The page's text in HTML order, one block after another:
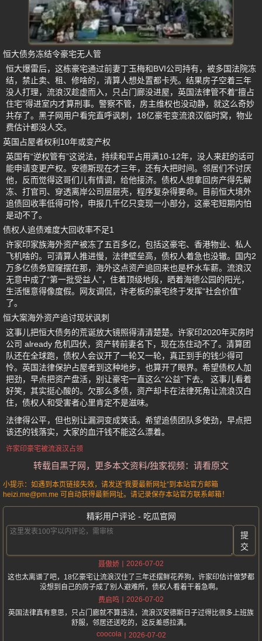
恒大债务冻结令豪宅无人管
恒大爆雷后，这栋豪宅通过前妻丁玉梅和BVI公司持有，被多国法院冻
结，禁止卖、租、修啥的，清算人想处置都卡壳。结果房子空着三年
没人打理，流浪汉趁虚而入，只占门廊没进屋，英国法律管不着“擅占
住宅”得进室内才算刑事。警察不管，房主维权也没动静，就这么奇妙
共存了。黑子网用户看完直呼讽刺，18亿豪宅变流浪汉临时窝，物业
费估计都没人交。
英国占屋者权利10年或变产权
英国有“逆权管有”这说法，持续和平占用满10-12年，没人来赶的话可
能申请变更产权。安德斯现在才三年，还有大把时间。邻居们不讨厌
他，反而觉得这哥们儿有情调，给他接济。债权人想拿回房产得先解
冻、打官司、穿透离岸公司层层壳，程序复杂得要命。目前恒大境外
追债回收率低得可怜，申报几千亿只变现一小部分，这豪宅短期内怕
是动不了。
债权人追债难度大回收率不足1
许家印家族海外资产被冻了五百多亿，包括这豪宅、香港物业、私人
飞机啥的。可清算人推进慢，法律壁垒高，债权人着急也没辙。国内2
万多亿债务窟窿摆在那，海外这点资产追回来也是杯水车薪。流浪汉
无意中成了“第一批受益人”，住着顶级地段，晒着海德公园的阳光，
生活惬意得像度假。网友调侃，许老板的豪宅终于发挥“社会价值”
了。
恒大案海外资产追讨现状讽刺
这事儿把恒大债务的荒诞放大镜照得清清楚楚。许家印2020年买房时
公司 already 危机四伏，资产转前妻名下，现在冻住动不了。清算团
队还在全球跑，债权人会议开了一轮又一轮，真正到手的钱少得可
怜。英国法律保护占屋者到这种地步，也算开了眼界。希望债权人加
把劲，早点把资产盘活，别让豪宅一直这么“公益”下去。 这事儿看着
好笑，其实挺心酸的。欠那么多债，资产却卡在法律死角让流浪汉白
住，债权人和受害者心里肯定不是滋味。
法律得公平，但也别让漏洞变成笑话。希望追债团队多使劲，早点把
该还的钱落实，大家的血汗钱不能这么漂着。
许家印豪宅被流浪汉占领
转载自黑子网，更多本文资料/独家视频：请看原文
小提示：如遇到本页链接失效，请发送“我要最新网址”到本站官方邮箱
heizi.me@pm.me 可自动获得最新网址。请记录保存本站官方联系邮箱！
精彩用户评论 - 吃瓜官网
提
交
聂傲娇
2026-07-02
这也太离谱了吧，18亿豪宅让流浪汉住了三年还摆鲜花养狗，许家印估计做梦都
没想到自己的房子成了别人避难所，债权人看着干着急啊。
费启鸣
2026-07-02
英国法律真有意思，只占门廊就不算违法，流浪汉安德斯日子过得比很多上班族
舒服，邻居还送吃的，这反差感拉满。
coocola
2026-07-02